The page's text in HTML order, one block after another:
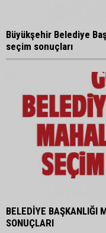
Büyükşehir Belediye
seçim sonuçları
BELEDİYE BAŞKANLIĞI
SONUÇLARI